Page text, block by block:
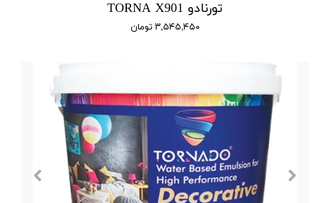
تورنادو TORNA X901
۳,۵۴۵,۴۵۰ تومان